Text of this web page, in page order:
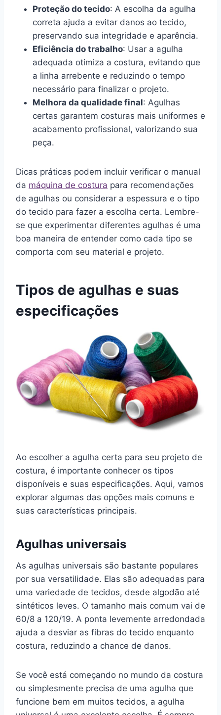
Proteção do tecido: A escolha da agulha
correta ajuda a evitar danos ao tecido,
preservando sua integridade e aparência.
Eficiência do trabalho: Usar a agulha
adequada otimiza a costura, evitando que
a linha arrebente e reduzindo o tempo
necessário para finalizar o projeto.
Melhora da qualidade final: Agulhas
certas garantem costuras mais uniformes e
acabamento profissional, valorizando sua
peça.
Dicas práticas podem incluir verificar o manual
da máquina de costura para recomendações
de agulhas ou considerar a espessura e o tipo
do tecido para fazer a escolha certa. Lembre-
se que experimentar diferentes agulhas é uma
boa maneira de entender como cada tipo se
comporta com seu material e projeto.
Tipos de agulhas e suas
especificações
Ao escolher a agulha certa para seu projeto de
costura, é importante conhecer os tipos
disponíveis e suas especificações. Aqui, vamos
explorar algumas das opções mais comuns e
suas características principais.
Agulhas universais
As agulhas universais são bastante populares
por sua versatilidade. Elas são adequadas para
uma variedade de tecidos, desde algodão até
sintéticos leves. O tamanho mais comum vai de
60/8 a 120/19. A ponta levemente arredondada
ajuda a desviar as fibras do tecido enquanto
costura, reduzindo a chance de danos.
Se você está começando no mundo da costura
ou simplesmente precisa de uma agulha que
funcione bem em muitos tecidos, a agulha